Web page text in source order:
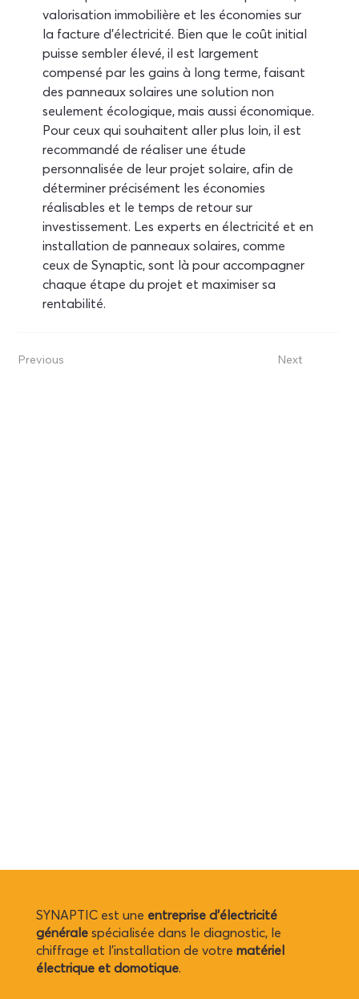
valorisation immobilière et les économies sur
la facture d'électricité. Bien que le coût initial
puisse sembler élevé, il est largement
compensé par les gains à long terme, faisant
des panneaux solaires une solution non
seulement écologique, mais aussi économique.
Pour ceux qui souhaitent aller plus loin, il est
recommandé de réaliser une étude
personnalisée de leur projet solaire, afin de
déterminer précisément les économies
réalisables et le temps de retour sur
investissement. Les experts en électricité et en
installation de panneaux solaires, comme
ceux de Synaptic, sont là pour accompagner
chaque étape du projet et maximiser sa
rentabilité.
Previous Next
SYNAPTIC est une entreprise d’électricité
généralespécialisée dans le diagnostic, le
chiffrage et l’installation de votre matériel
électrique et domotique.